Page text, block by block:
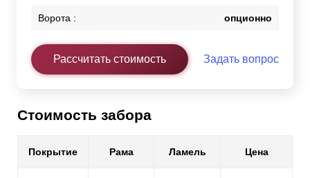
Ворота : опционно
Рассчитать стоимость Задать вопрос
Стоимость забора
Покрытие Рама Ламель Цена